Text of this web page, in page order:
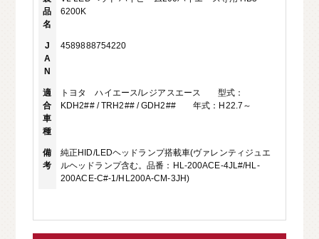
品
名
6200K
J
A
N
4589888754220
適
合
車
種
トヨタ ハイエース/レジアスエース 型式：
KDH2## / TRH2## / GDH2## 年式：H22.7～
備
考
純正HID/LEDヘッドランプ搭載車(ヴァレンティジュエ
ルヘッドランプ含む。品番：HL-200ACE-4JL#/HL-
200ACE-C#-1/HL200A-CM-3JH)